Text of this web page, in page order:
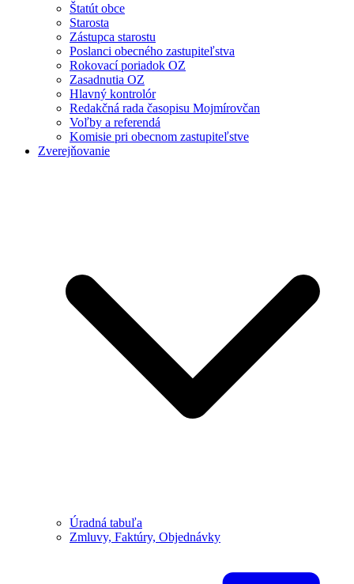
Štatút obce
Starosta
Zástupca starostu
Poslanci obecného zastupiteľstva
Rokovací poriadok OZ
Zasadnutia OZ
Hlavný kontrolór
Redakčná rada časopisu Mojmírovčan
Voľby a referendá
Komisie pri obecnom zastupiteľstve
Zverejňovanie
Úradná tabuľa
Zmluvy, Faktúry, Objednávky